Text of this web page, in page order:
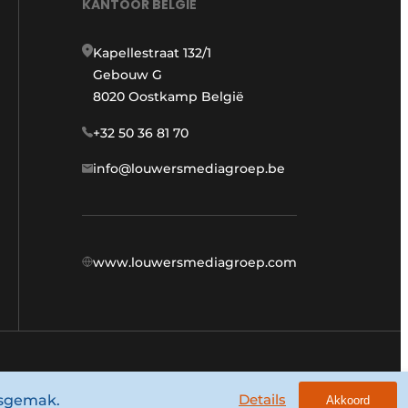
KANTOOR BELGIË
Kapellestraat 132/1
Gebouw G
8020 Oostkamp België
+32 50 36 81 70
info@louwersmediagroep.be
www.louwersmediagroep.com
Algemene voorwaarden Privacy policy
Details Akkoord